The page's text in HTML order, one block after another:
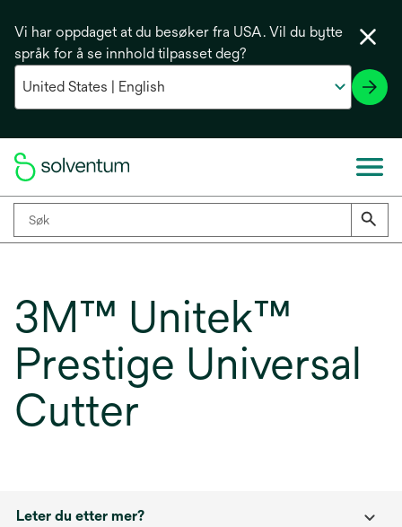
Vi har oppdaget at du besøker fra USA. Vil du bytte
språk for å se innhold tilpasset deg?
3M™ Unitek™
Prestige Universal
Cutter
Leter du etter mer?